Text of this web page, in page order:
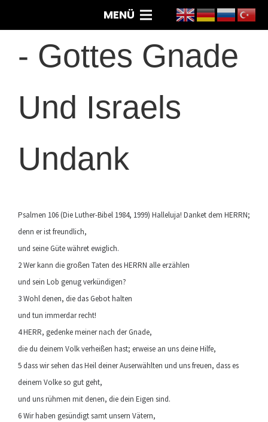
MENÜ
- Gottes Gnade
Und Israels
Undank
Psalmen 106 (Die Luther-Bibel 1984, 1999) Halleluja! Danket dem HERRN;
denn er ist freundlich,
und seine Güte währet ewiglich.
2 Wer kann die großen Taten des HERRN alle erzählen
und sein Lob genug verkündigen?
3 Wohl denen, die das Gebot halten
und tun immerdar recht!
4 HERR, gedenke meiner nach der Gnade,
die du deinem Volk verheißen hast; erweise an uns deine Hilfe,
5 dass wir sehen das Heil deiner Auserwählten und uns freuen, dass es
deinem Volke so gut geht,
und uns rühmen mit denen, die dein Eigen sind.
6 Wir haben gesündigt samt unsern Vätern,